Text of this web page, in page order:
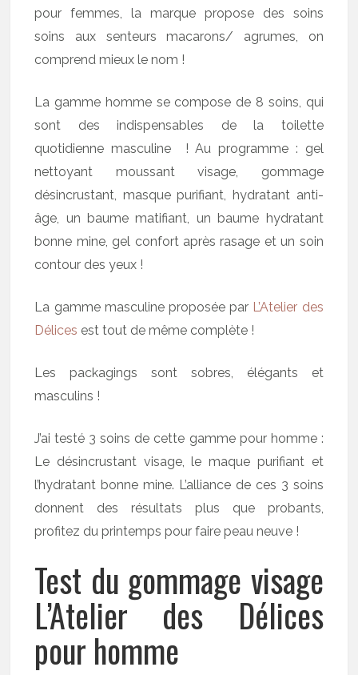
pour femmes, la marque propose des soins
soins aux senteurs macarons/ agrumes, on
comprend mieux le nom !
La gamme homme se compose de 8 soins, qui
sont des indispensables de la toilette
quotidienne masculine ! Au programme : gel
nettoyant moussant visage, gommage
désincrustant, masque purifiant, hydratant anti-
âge, un baume matifiant, un baume hydratant
bonne mine, gel confort après rasage et un soin
contour des yeux !
La gamme masculine proposée par L’Atelier des
Délices est tout de même complète !
Les packagings sont sobres, élégants et
masculins !
J’ai testé 3 soins de cette gamme pour homme :
Le désincrustant visage, le maque purifiant et
l’hydratant bonne mine. L’alliance de ces 3 soins
donnent des résultats plus que probants,
profitez du printemps pour faire peau neuve !
Test du gommage visage
L’Atelier des Délices
pour homme